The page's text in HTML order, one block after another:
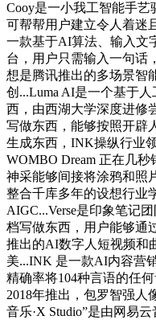
Cooy是一小我工智能手艺
可帮帮用户建立令人着迷
一款基于AI算法、输入文
台，用户只需输入一句话
想是腾讯推出的多场景智
创...Luma AI是一个基于
西，由西湖大学深度进修
写做东西，能够按照开辟
生成东西，INK操纵行业
WOMBO Dream 正在几
神采能够间接将涂鸦和照
整合千库多年的设想行业
AIGC...Verse是印象笔记
档写做东西，用户能够通
推出的AI数字人短视频和
美...INK 是一款AI内容营
精确率将104种言语的任
2018年推出，包罗智强人
音乐·X Studio”是由网易